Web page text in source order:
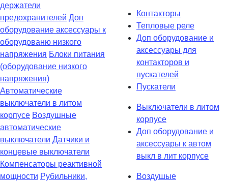
держатели
предохранителей Доп
оборудование аксессуары к
оборудованю низкого
напряжения Блоки питания
(оборудование низкого
напряжения)
Автоматические
выключатели в литом
корпусе Воздушные
автоматические
выключатели Датчики и
концевые выключатели
Компенсаторы реактивной
мощности Рубильники,
Контакторы
Тепловые реле
Доп оборудование и
аксессуары для
контакторов и
пускателей
Пускатели
Выключатели в литом
корпусе
Доп оборудование и
аксессуары к автом
выкл в лит корпусе
Воздушые